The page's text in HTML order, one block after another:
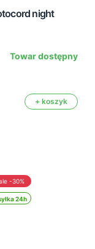
night
Towar dostępny
+ koszyk
24h
-30%